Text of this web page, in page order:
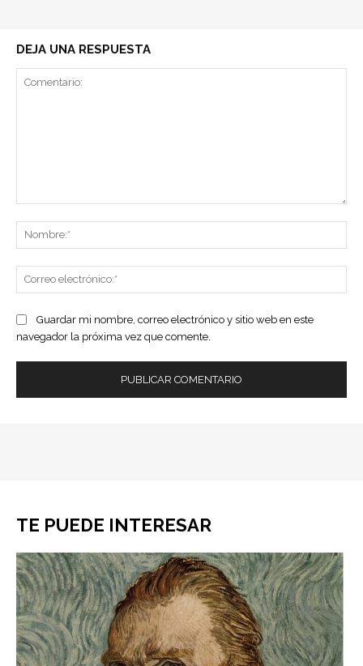
DEJA UNA RESPUESTA
Guardar mi nombre, correo electrónico y sitio web en este
navegador la próxima vez que comente.
TE PUEDE INTERESAR